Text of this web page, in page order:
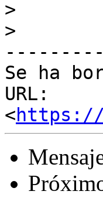
>
>
Se ha
URL:
<https://